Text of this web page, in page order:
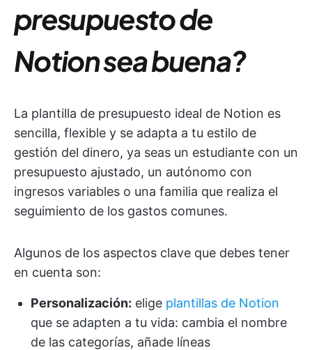
presupuesto de
Notion sea buena?
La plantilla de presupuesto ideal de Notion es
sencilla, flexible y se adapta a tu estilo de
gestión del dinero, ya seas un estudiante con un
presupuesto ajustado, un autónomo con
ingresos variables o una familia que realiza el
seguimiento de los gastos comunes.
Algunos de los aspectos clave que debes tener
en cuenta son:
Personalización: elige plantillas de Notion
que se adapten a tu vida: cambia el nombre
de las categorías, añade líneas